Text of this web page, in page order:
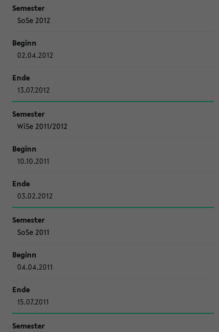
SoSe 2012
02.04.2012
13.07.2012
WiSe 2011/2012
10.10.2011
03.02.2012
SoSe 2011
04.04.2011
15.07.2011